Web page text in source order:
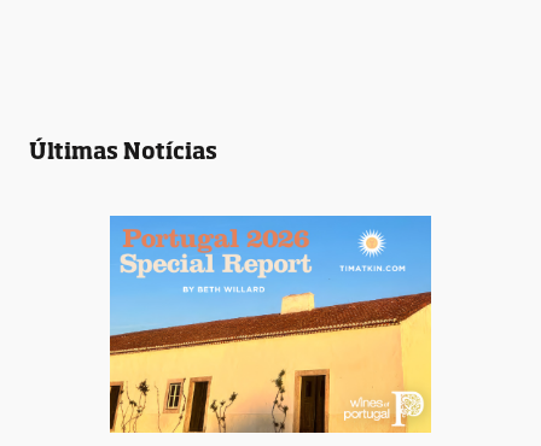
Últimas Notícias